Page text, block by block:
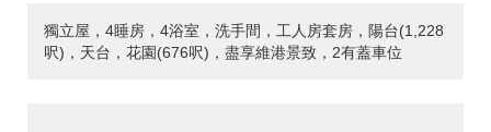
獨立屋，4睡房，4浴室，洗手間，工人房套房，陽台(1,228
呎)，天台，花園(676呎)，盡享維港景致，2有蓋車位